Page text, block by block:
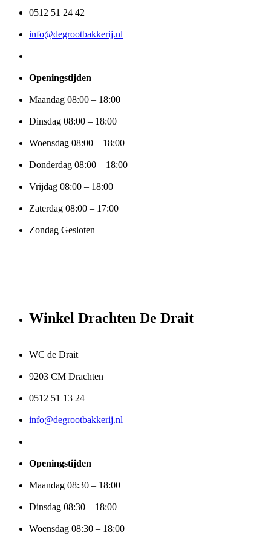
0512 51 24 42
info@degrootbakkerij.nl
Openingstijden
Maandag 08:00 – 18:00
Dinsdag 08:00 – 18:00
Woensdag 08:00 – 18:00
Donderdag 08:00 – 18:00
Vrijdag 08:00 – 18:00
Zaterdag 08:00 – 17:00
Zondag Gesloten
Winkel Drachten De Drait
WC de Drait
9203 CM Drachten
0512 51 13 24
info@degrootbakkerij.nl
Openingstijden
Maandag 08:30 – 18:00
Dinsdag 08:30 – 18:00
Woensdag 08:30 – 18:00